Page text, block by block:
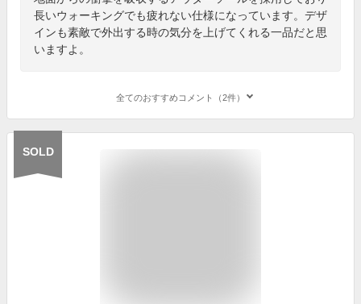
長いウォーキングでも疲れない仕様になっています。デザ
インも素敵で外出する時の気分を上げてくれる一品だと思
いますよ。
全てのおすすめコメント（2件）
SOLD